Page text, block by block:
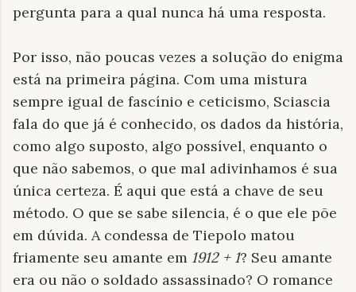
pergunta para a qual nunca há uma resposta.
Por isso, não poucas vezes a solução do enigma
está na primeira página. Com uma mistura
sempre igual de fascínio e ceticismo, Sciascia
fala do que já é conhecido, os dados da história,
como algo suposto, algo possível, enquanto o
que não sabemos, o que mal adivinhamos é sua
única certeza. É aqui que está a chave de seu
método. O que se sabe silencia, é o que ele põe
em dúvida. A condessa de Tiepolo matou
friamente seu amante em 1912 + 1? Seu amante
era ou não o soldado assassinado? O romance